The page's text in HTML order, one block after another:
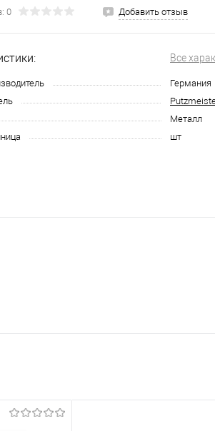
0 Добавить отзыв
Все
Германия
Металл
шт